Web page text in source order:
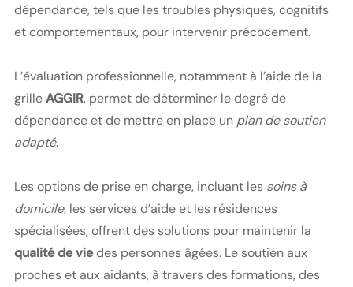
dépendance, tels que les troubles physiques, cognitifs
et comportementaux, pour intervenir précocement.
L’évaluation professionnelle, notamment à l’aide de la
grilleAGGIR, permet de déterminer le degré de
dépendance et de mettre en place un plan de soutien
adapté.
Les options de prise en charge, incluant les soins à
domicile, les services d’aide et les résidences
spécialisées, offrent des solutions pour maintenir la
qualité de viedes personnes âgées. Le soutien aux
proches et aux aidants, à travers des formations, des